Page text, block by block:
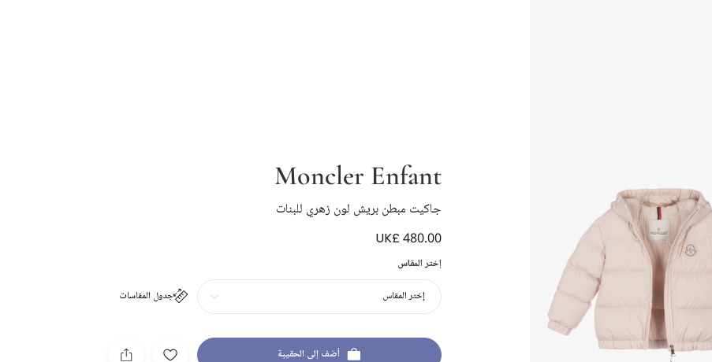
Moncler Enfant
جاكيت مبطن بريش لون زهري للبنات
UK£ 480.00
إختر المقاس
جدول المقاسات إختر المقاس
أضف إلى الحقيبة